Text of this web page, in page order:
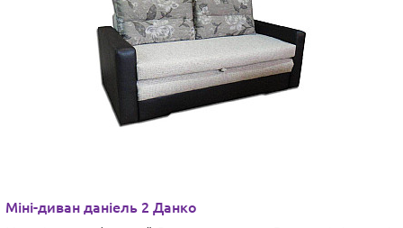
Міні-диван даніель 2 Данко